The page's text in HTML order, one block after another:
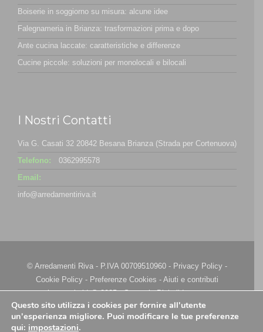
Boiserie in soggiorno su misura: alcune idee
Falegnameria in Brianza: trasformazioni prima e dopo
Ante cucina laccate: caratteristiche e differenze
Cucine piccole: soluzioni per monolocali e bilocali
I Nostri Contatti
Via G. Casati 32 20842 Besana Brianza (Strada per Cortenuova)
Telefono:
0362995578
Email:
info@arredamentiriva.it
© Arredamenti Riva - P.IVA 00709510960 - Privacy Policy -
Cookie Policy - Preferenze Cookies - Aiuti e contributi
riconosciuti| @ 2025 - Strategie Digitali Innovea
Questo sito utilizza i cookies per fornire all'utente
un'esperienza migliore. Puoi modificare le tue preferenze
qui: impostazioni.